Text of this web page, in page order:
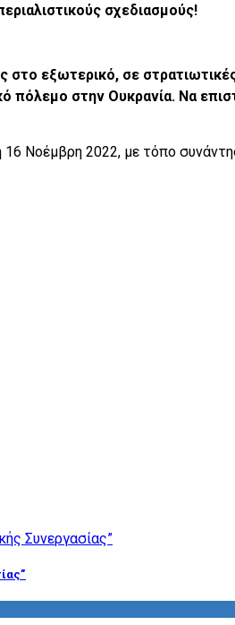
σχεδιασμούς!
εξωτερικό, σε
στην Ουκρανία. Να
Νοέμβρη 2022, με τόπο